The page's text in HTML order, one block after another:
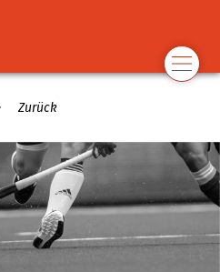
Zurück